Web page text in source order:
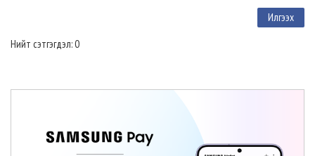
Нийт сэтгэгдэл: 0